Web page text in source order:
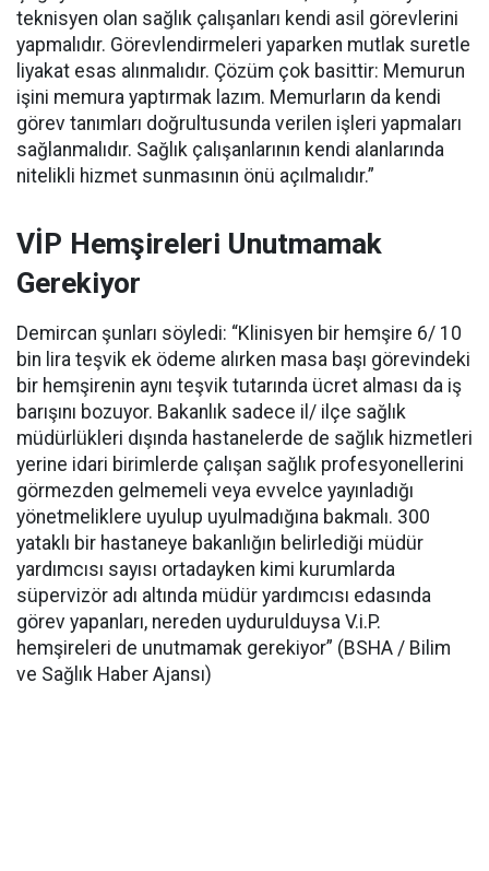
teknisyen olan sağlık çalışanları kendi asil görevlerini
yapmalıdır. Görevlendirmeleri yaparken mutlak suretle
liyakat esas alınmalıdır. Çözüm çok basittir: Memurun
işini memura yaptırmak lazım. Memurların da kendi
görev tanımları doğrultusunda verilen işleri yapmaları
sağlanmalıdır. Sağlık çalışanlarının kendi alanlarında
nitelikli hizmet sunmasının önü açılmalıdır.”
VİP Hemşireleri Unutmamak
Gerekiyor
Demircan şunları söyledi: “Klinisyen bir hemşire 6/ 10
bin lira teşvik ek ödeme alırken masa başı görevindeki
bir hemşirenin aynı teşvik tutarında ücret alması da iş
barışını bozuyor. Bakanlık sadece il/ ilçe sağlık
müdürlükleri dışında hastanelerde de sağlık hizmetleri
yerine idari birimlerde çalışan sağlık profesyonellerini
görmezden gelmemeli veya evvelce yayınladığı
yönetmeliklere uyulup uyulmadığına bakmalı. 300
yataklı bir hastaneye bakanlığın belirlediği müdür
yardımcısı sayısı ortadayken kimi kurumlarda
süpervizör adı altında müdür yardımcısı edasında
görev yapanları, nereden uydurulduysa V.i.P.
hemşireleri de unutmamak gerekiyor” (BSHA / Bilim
ve Sağlık Haber Ajansı)